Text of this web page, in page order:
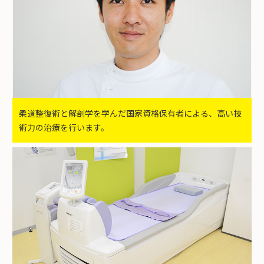
柔道整復術と解剖学を学んだ国家資格保有者による、高い技
術力の治療を行います。